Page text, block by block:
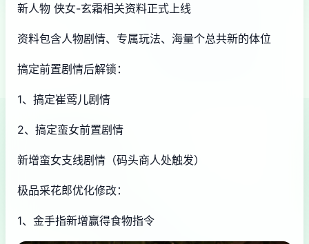
新人物 侠女-玄霜相关资料正式上线
资料包含人物剧情、专属玩法、海量个总共新的体位
搞定前置剧情后解锁：
1、搞定崔莺儿剧情
2、搞定蛮女前置剧情
新增蛮女支线剧情（码头商人处触发）
极品采花郎优化修改：
1、金手指新增赢得食物指令